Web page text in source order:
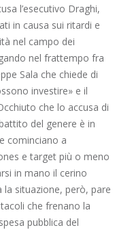
l’esecutivo Draghi,
in causa sui ritardi e
nel campo dei
nel frattempo fra
Sala che chiede di
investire» e il
che lo accusa di
del genere è in
cominciano a
e target più o meno
in mano il cerino
la situazione, però, pare
che frenano la
pubblica del